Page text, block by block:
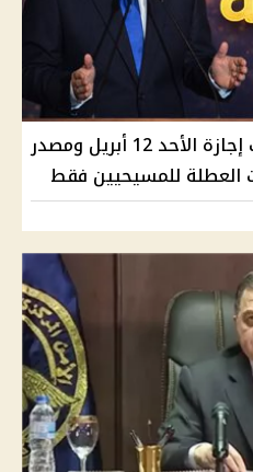
ارتباك بين المواطنين بسبب إجازة الأحد 12 أبريل ومصدر
العطلة للمسيحيين فقط